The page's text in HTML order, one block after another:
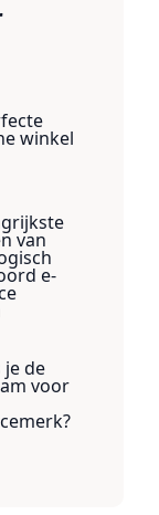
winkel
van
e-
je de
voor